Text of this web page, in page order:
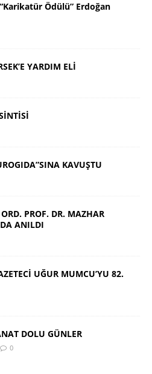
Ödülü” Erdoğan
YARDIM ELİ
KAVUŞTU
PROF. DR. MAZHAR
ANILDI
UĞUR MUMCU’YU 82.
DOLU GÜNLER
0